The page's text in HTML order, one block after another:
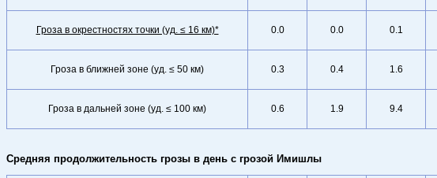
Гроза в окрестностях точки (уд. ≤ 16 км)* 0.0 0.0 0.1
Гроза в ближней зоне (уд. ≤ 50 км) 0.3 0.4 1.6
Гроза в дальней зоне (уд. ≤ 100 км) 0.6 1.9 9.4
Средняя продолжительность грозы в день с грозой Имишлы